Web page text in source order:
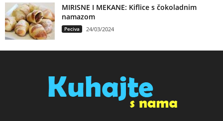
MIRISNE I MEKANE: Kiflice s čokoladnim
namazom
Peciva 24/03/2024